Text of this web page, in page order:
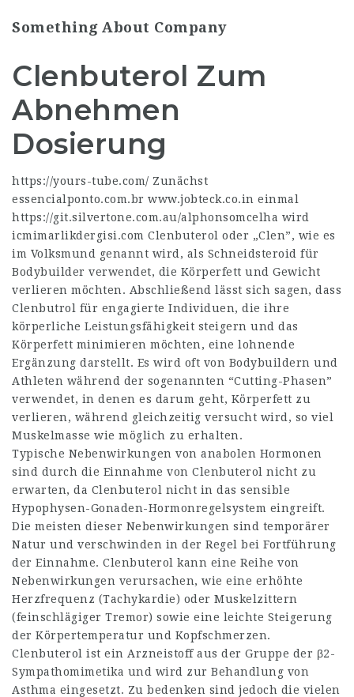
Something About Company
Clenbuterol Zum
Abnehmen
Dosierung
https://yours-tube.com/ Zunächst
essencialponto.com.br www.jobteck.co.in einmal
https://git.silvertone.com.au/alphonsomcelha wird
icmimarlikdergisi.com Clenbuterol oder „Clen”, wie es
im Volksmund genannt wird, als Schneidsteroid für
Bodybuilder verwendet, die Körperfett und Gewicht
verlieren möchten. Abschließend lässt sich sagen, dass
Clenbutrol für engagierte Individuen, die ihre
körperliche Leistungsfähigkeit steigern und das
Körperfett minimieren möchten, eine lohnende
Ergänzung darstellt. Es wird oft von Bodybuildern und
Athleten während der sogenannten “Cutting-Phasen”
verwendet, in denen es darum geht, Körperfett zu
verlieren, während gleichzeitig versucht wird, so viel
Muskelmasse wie möglich zu erhalten.
Typische Nebenwirkungen von anabolen Hormonen
sind durch die Einnahme von Clenbuterol nicht zu
erwarten, da Clenbuterol nicht in das sensible
Hypophysen-Gonaden-Hormonregelsystem eingreift.
Die meisten dieser Nebenwirkungen sind temporärer
Natur und verschwinden in der Regel bei Fortführung
der Einnahme. Clenbuterol kann eine Reihe von
Nebenwirkungen verursachen, wie eine erhöhte
Herzfrequenz (Tachykardie) oder Muskelzittern
(feinschlägiger Tremor) sowie eine leichte Steigerung
der Körpertemperatur und Kopfschmerzen.
Clenbuterol ist ein Arzneistoff aus der Gruppe der β2-
Sympathomimetika und wird zur Behandlung von
Asthma eingesetzt. Zu bedenken sind jedoch die vielen